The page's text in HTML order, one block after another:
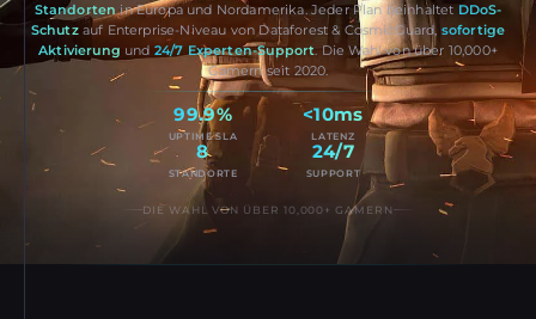
Standortenin Europa und Nordamerika. Jeder Plan beinhaltet DDoS-
Schutzauf Enterprise-Niveau von Dataforest & CosmicGuard, sofortige
Aktivierung und 24/7 Experten-Support. Die Wahl von über 10,000+
Gamern seit 2020.
99.9%
UPTIME SLA
<10ms
LATENZ
8
STANDORTE
24/7
SUPPORT
DIE WAHL VON ÜBER 10,000+ GAMERN